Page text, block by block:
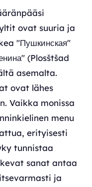
ovat suuria ja
"Пушкинская"
(Plosštšad
asemalta.
ovat lähes
Vaikka monissa
menu
erityisesti
tunnistaa
sanat antaa
ja